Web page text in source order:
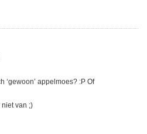
‘gewoon’ appelmoes? :P Of
van ;)